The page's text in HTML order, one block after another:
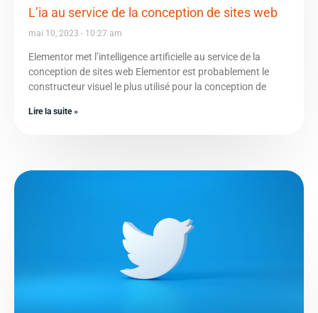
L’ia au service de la conception de sites web
mai 10, 2023 10:27 am
Elementor met l’intelligence artificielle au service de la
conception de sites web Elementor est probablement le
constructeur visuel le plus utilisé pour la conception de
Lire la suite »